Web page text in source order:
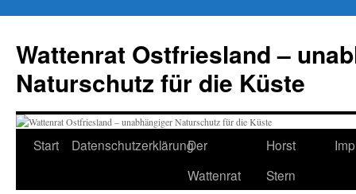
springen
Wattenrat Ostfriesland –
Naturschutz für die Küste
Start DatenschutzerklärungDer
Wattenrat
Horst
Stern